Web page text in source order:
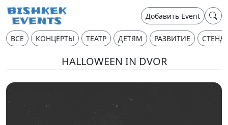
Добавить Event
ВСЕ КОНЦЕРТЫ ТЕАТР ДЕТЯМ РАЗВИТИЕ
HALLOWEEN IN DVOR